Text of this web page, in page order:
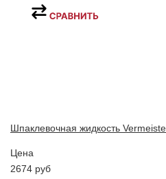
Шпаклевочная жидкость
Цена
2674 руб